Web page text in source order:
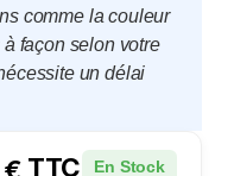
comme la couleur
façon selon votre
un délai
€ TTC En Stock